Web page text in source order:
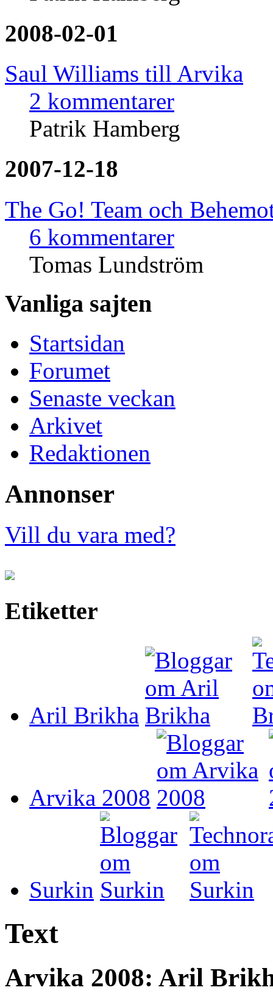
2008-02-01
Saul Williams till Arvika
2 kommentarer
Patrik Hamberg
2007-12-18
The Go! Team och
6 kommentarer
Tomas Lundström
Vanliga sajten
Startsidan
Forumet
Senaste veckan
Arkivet
Redaktionen
Annonser
Vill du vara med?
Etiketter
Aril Brikha
Arvika 2008
Surkin
Text
Arvika 2008: Aril